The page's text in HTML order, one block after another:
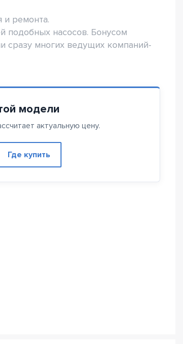
и ремонта.
подобных насосов. Бонусом
сразу многих ведущих компаний-
модели
актуальную цену.
Где купить